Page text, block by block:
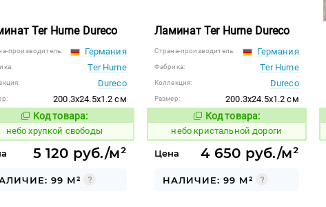
Ter Hurne Dureco
производитель: Германия
Ter Hurne
Dureco
200.3x24.5x1.2 см
Код товара:
Код товара:
небо хрупкой свободы
5 120 руб./м²
99 М²
Ламинат Ter Hurne Dureco
Страна-производитель: Германия
Фабрика: Ter Hurne
Коллекция: Dureco
Размер:
200.3x24.5x1.2 см
Код товара:
1123772 Код товара:
небо кристальной дороги
Цена 4 650 руб./м²
НАЛИЧИЕ: 99 М²